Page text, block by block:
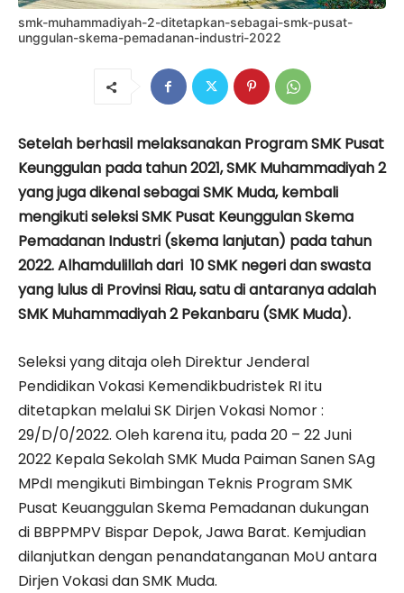
smk-muhammadiyah-2-ditetapkan-sebagai-smk-pusat-
unggulan-skema-pemadanan-industri-2022
Setelah berhasil melaksanakan Program SMK Pusat
Keunggulan pada tahun 2021, SMK Muhammadiyah 2
yang juga dikenal sebagai SMK Muda, kembali
mengikuti seleksi SMK Pusat Keunggulan Skema
Pemadanan Industri (skema lanjutan) pada tahun
2022. Alhamdulillah dari 10 SMK negeri dan swasta
yang lulus di Provinsi Riau, satu di antaranya adalah
SMK Muhammadiyah 2 Pekanbaru (SMK Muda).
Seleksi yang ditaja oleh Direktur Jenderal
Pendidikan Vokasi Kemendikbudristek RI itu
ditetapkan melalui SK Dirjen Vokasi Nomor :
29/D/0/2022. Oleh karena itu, pada 20 – 22 Juni
2022 Kepala Sekolah SMK Muda Paiman Sanen SAg
MPdI mengikuti Bimbingan Teknis Program SMK
Pusat Keuanggulan Skema Pemadanan dukungan
di BBPPMPV Bispar Depok, Jawa Barat. Kemjudian
dilanjutkan dengan penandatanganan MoU antara
Dirjen Vokasi dan SMK Muda.